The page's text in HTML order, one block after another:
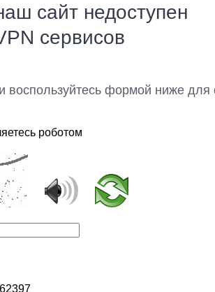
сайт недоступен
сервисов
воспользуйтесь формой ниже для
роботом